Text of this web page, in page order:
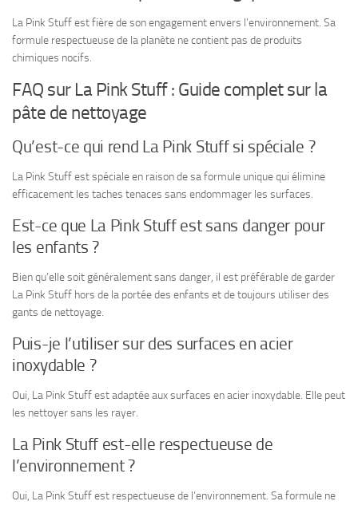
La Pink Stuff est fière de son engagement envers l’environnement. Sa
formule respectueuse de la planète ne contient pas de produits
chimiques nocifs.
FAQ sur La Pink Stuff : Guide complet sur la
pâte de nettoyage
Qu’est-ce qui rend La Pink Stuff si spéciale ?
La Pink Stuff est spéciale en raison de sa formule unique qui élimine
efficacement les taches tenaces sans endommager les surfaces.
Est-ce que La Pink Stuff est sans danger pour
les enfants ?
Bien qu’elle soit généralement sans danger, il est préférable de garder
La Pink Stuff hors de la portée des enfants et de toujours utiliser des
gants de nettoyage.
Puis-je l’utiliser sur des surfaces en acier
inoxydable ?
Oui, La Pink Stuff est adaptée aux surfaces en acier inoxydable. Elle peut
les nettoyer sans les rayer.
La Pink Stuff est-elle respectueuse de
l’environnement ?
Oui, La Pink Stuff est respectueuse de l’environnement. Sa formule ne